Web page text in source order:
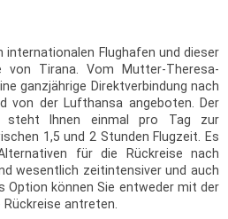
internationalen Flughafen und dieser
Tirana. Vom Mutter-Theresa-
ganzjährige Direktverbindung nach
von der Lufthansa angeboten. Der
steht Ihnen einmal pro Tag zur
1,5 und 2 Stunden Flugzeit. Es
für die Rückreise nach
wesentlich zeitintensiver und auch
Option können Sie entweder mit der
Rückreise antreten.